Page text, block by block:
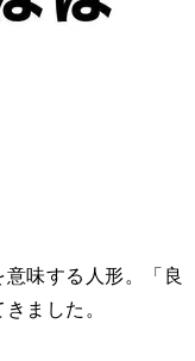
味する人形。「良
ました。